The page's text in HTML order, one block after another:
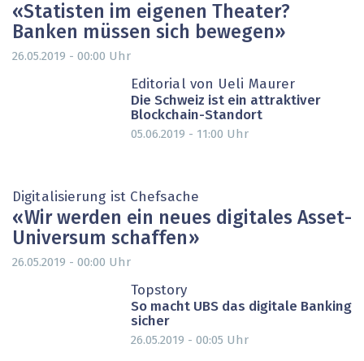
«Statisten im eigenen Theater?
Banken müssen sich bewegen»
26.05.2019 - 00:00 Uhr
Editorial von Ueli Maurer
Die Schweiz ist ein attraktiver
Blockchain-Standort
05.06.2019 - 11:00 Uhr
Digitalisierung ist Chefsache
« Wir werden ein neues digitales Asset-
Universum schaffen »
26.05.2019 - 00:00 Uhr
Topstory
So macht UBS das digitale Banking
sicher
26.05.2019 - 00:05 Uhr